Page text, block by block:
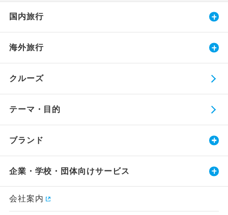
国内旅行
海外旅行
クルーズ
テーマ・目的
ブランド
企業・学校・団体向けサービス
会社案内